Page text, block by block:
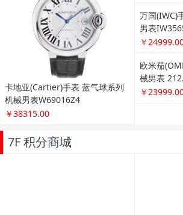
卡地亚(Cartier)手表 蓝气球系列
机械男表W69016Z4
￥38315.00
万国(IWC)